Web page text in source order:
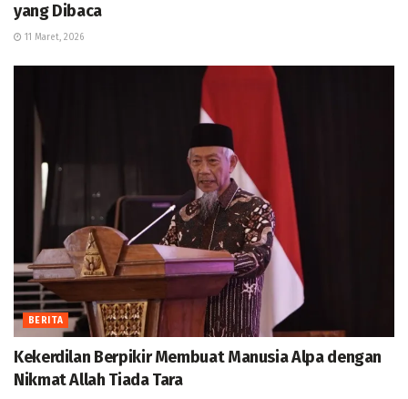
yang Dibaca
11 Maret, 2026
BERITA
Kekerdilan Berpikir Membuat Manusia Alpa dengan
Nikmat Allah Tiada Tara